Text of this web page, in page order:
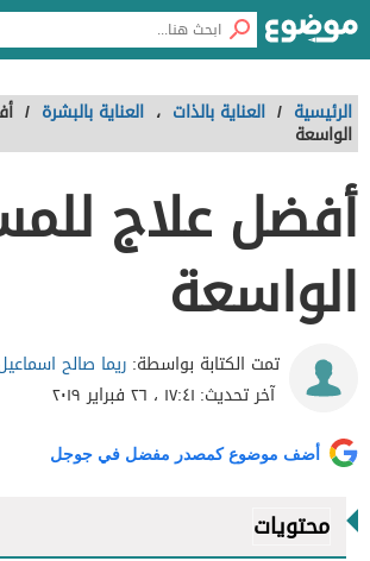
الرئيسية / العناية بالذات ، العناية بالبشرة /
الواسعة
أفضل علاج
الواسعة
تمت الكتابة بواسطة: ريما صالح
آخر تحديث: ١٧:٤١ ، ٢٦ فبراير ٢٠١٩
أضف موضوع كمصدر مفضل في جوجل
محتويات